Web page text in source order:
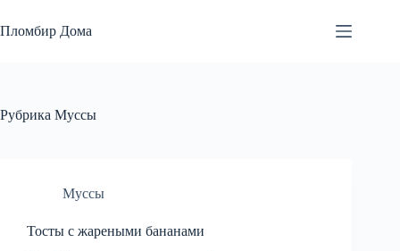
к
сути
Пломбир Дома
Рубрика Муссы
Муссы
Тосты с жареными бананами